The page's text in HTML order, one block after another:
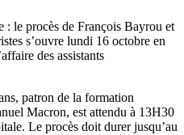
le procès de François Bayrou et
s’ouvre lundi 16 octobre en
des assistants
patron de la formation
Macron, est attendu à 13H30
Le procès doit durer jusqu’au